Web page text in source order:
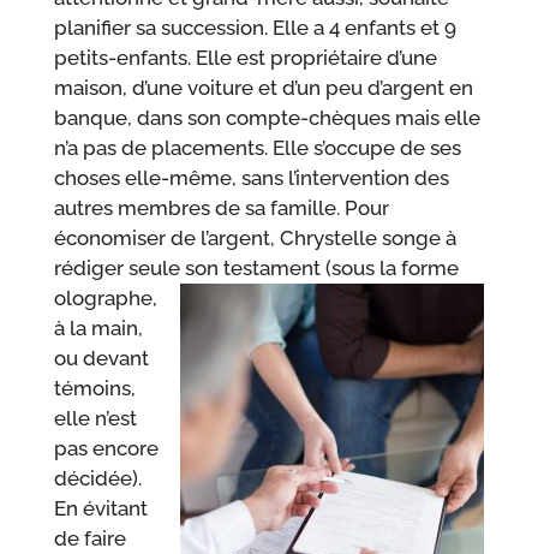
planifier sa succession. Elle a 4 enfants et 9
petits-enfants. Elle est propriétaire d’une
maison, d’une voiture et d’un peu d’argent en
banque, dans son compte-chèques mais elle
n’a pas de placements. Elle s’occupe de ses
choses elle-même, sans l’intervention des
autres membres de sa famille. Pour
économiser de l’argent, Chrystelle songe à
rédiger seule son testament (sous la forme
olographe,
à la main,
ou devant
témoins,
elle n’est
pas encore
décidée).
En évitant
de faire